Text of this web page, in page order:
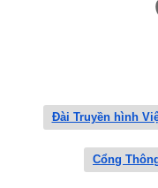
Đài Truyền hình
Cổng